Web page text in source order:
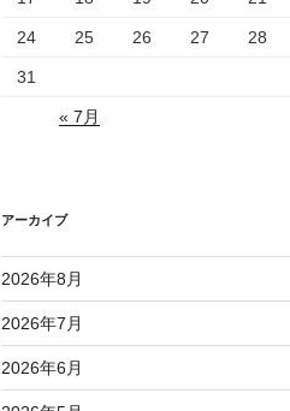
24 25 26 27 28
31
« 7月
アーカイブ
2026年8月
2026年7月
2026年6月